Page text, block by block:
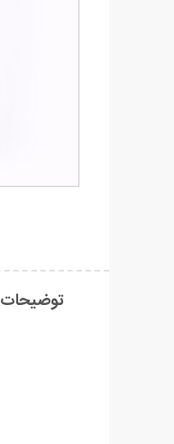
توضیحات